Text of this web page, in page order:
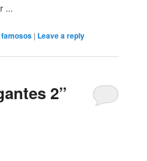
...
famosos | Leave a reply
2”